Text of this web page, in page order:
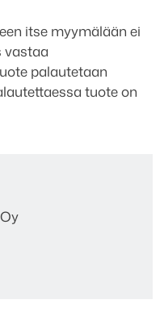
itse myymälään ei
vastaa
palautetaan
tuote on